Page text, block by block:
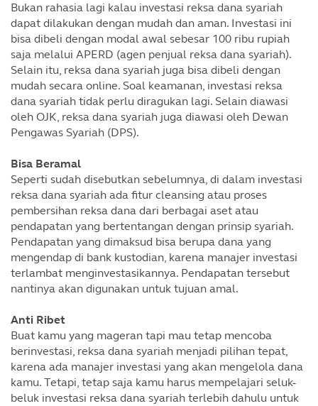
Bukan rahasia lagi kalau investasi reksa dana syariah
dapat dilakukan dengan mudah dan aman. Investasi ini
bisa dibeli dengan modal awal sebesar 100 ribu rupiah
saja melalui APERD (agen penjual reksa dana syariah).
Selain itu, reksa dana syariah juga bisa dibeli dengan
mudah secara online. Soal keamanan, investasi reksa
dana syariah tidak perlu diragukan lagi. Selain diawasi
oleh OJK, reksa dana syariah juga diawasi oleh Dewan
Pengawas Syariah (DPS).
Bisa Beramal
Seperti sudah disebutkan sebelumnya, di dalam investasi
reksa dana syariah ada fitur cleansing atau proses
pembersihan reksa dana dari berbagai aset atau
pendapatan yang bertentangan dengan prinsip syariah.
Pendapatan yang dimaksud bisa berupa dana yang
mengendap di bank kustodian, karena manajer investasi
terlambat menginvestasikannya. Pendapatan tersebut
nantinya akan digunakan untuk tujuan amal.
Anti Ribet
Buat kamu yang mageran tapi mau tetap mencoba
berinvestasi, reksa dana syariah menjadi pilihan tepat,
karena ada manajer investasi yang akan mengelola dana
kamu. Tetapi, tetap saja kamu harus mempelajari seluk-
beluk investasi reksa dana syariah terlebih dahulu untuk